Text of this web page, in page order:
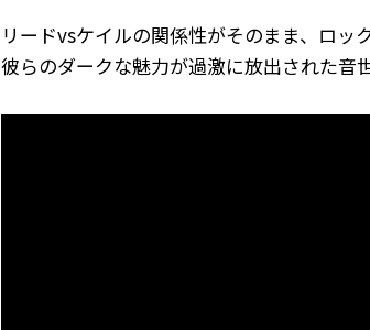
リードvsケイルの関係性がそのまま、ロッ
彼らのダークな魅力が過激に放出された音